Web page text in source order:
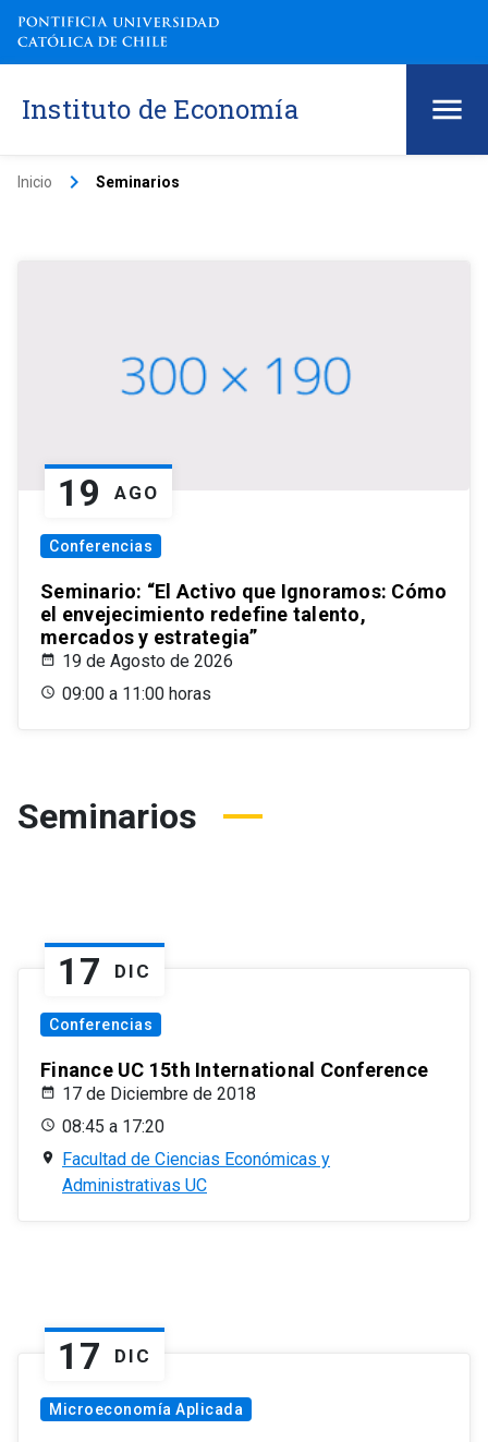
Instituto de Economía
Inicio keyboard_arrow_right Seminarios
19 AGO
Conferencias
Seminario: “El Activo que Ignoramos: Cómo
el envejecimiento redefine talento,
mercados y estrategia”
19 de Agosto de 2026
09:00 a 11:00 horas
Seminarios
17 DIC
Conferencias
Finance UC 15th International Conference
17 de Diciembre de 2018
08:45 a 17:20
Facultad de Ciencias Económicas y
Administrativas UC
17 DIC
Microeconomía Aplicada